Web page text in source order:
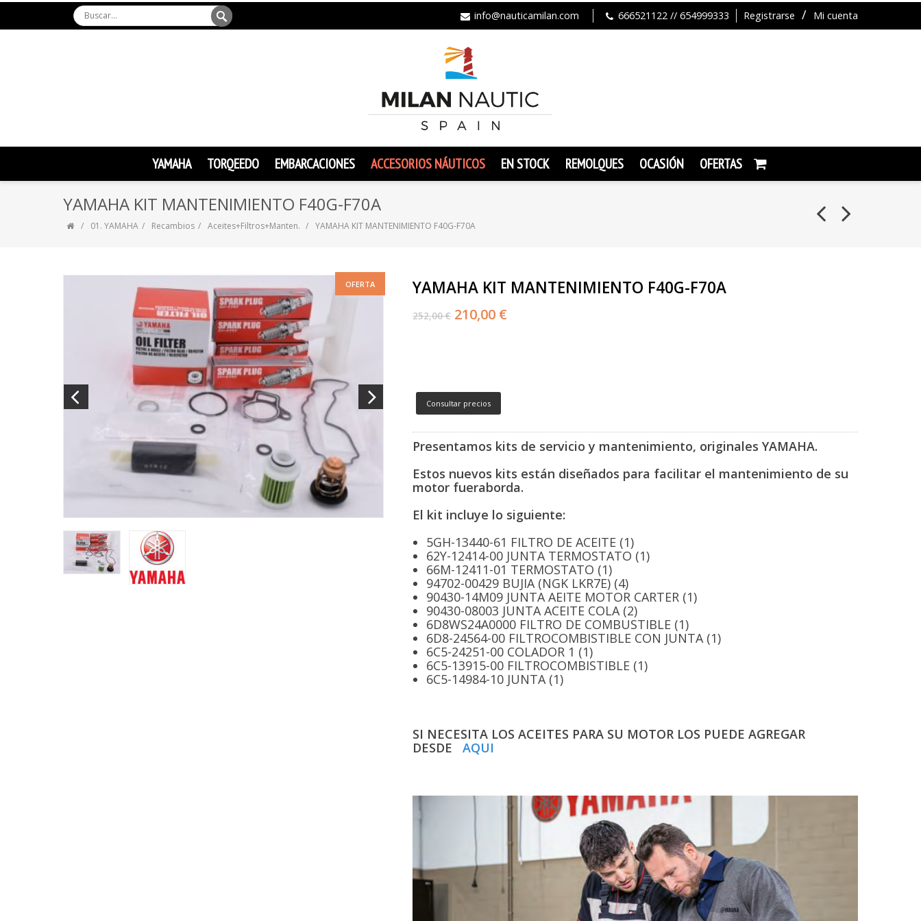
Registrarse Mi cuenta
info@nauticamilan.com 666521122 // 654999333
YAMAHA TORQEEDO EMBARCACIONES ACCESORIOS NÁUTICOS EN STOCK REMOLQUES OCASIÓN OFERTAS
YAMAHA KIT MANTENIMIENTO F40G-F70A
01. YAMAHA Recambios Aceites+Filtros+Manten. YAMAHA KIT MANTENIMIENTO F40G-F70A
OFERTA YAMAHA KIT MANTENIMIENTO F40G-F70A
252,00 € 210,00 €
Consultar precios
Presentamos kits de servicio y mantenimiento, originales YAMAHA.
Estos nuevos kits están diseñados para facilitar el mantenimiento de su
motor fueraborda.
El kit incluye lo siguiente:
5GH-13440-61 FILTRO DE ACEITE (1)
62Y-12414-00 JUNTA TERMOSTATO (1)
66M-12411-01 TERMOSTATO (1)
94702-00429 BUJIA (NGK LKR7E) (4)
90430-14M09 JUNTA AEITE MOTOR CARTER (1)
90430-08003 JUNTA ACEITE COLA (2)
6D8WS24A0000 FILTRO DE COMBUSTIBLE (1)
6D8-24564-00 FILTROCOMBISTIBLE CON JUNTA (1)
6C5-24251-00 COLADOR 1 (1)
6C5-13915-00 FILTROCOMBISTIBLE (1)
6C5-14984-10 JUNTA (1)
SI NECESITA LOS ACEITES PARA SU MOTOR LOS PUEDE AGREGAR
DESDEAQUI